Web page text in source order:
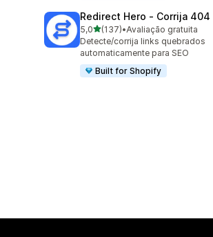
Redirect Hero ‑ Corrija 404
5,0de 5 estrelas
(137)
137 avaliações ao todo
•Avaliação gratuita
Detecte/corrija links quebrados
automaticamente para SEO
Built for Shopify